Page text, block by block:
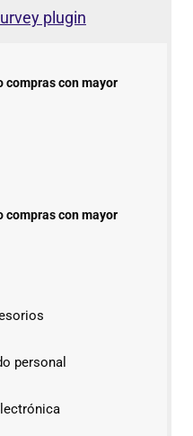
plugin
compras con mayor
compras con mayor
personal